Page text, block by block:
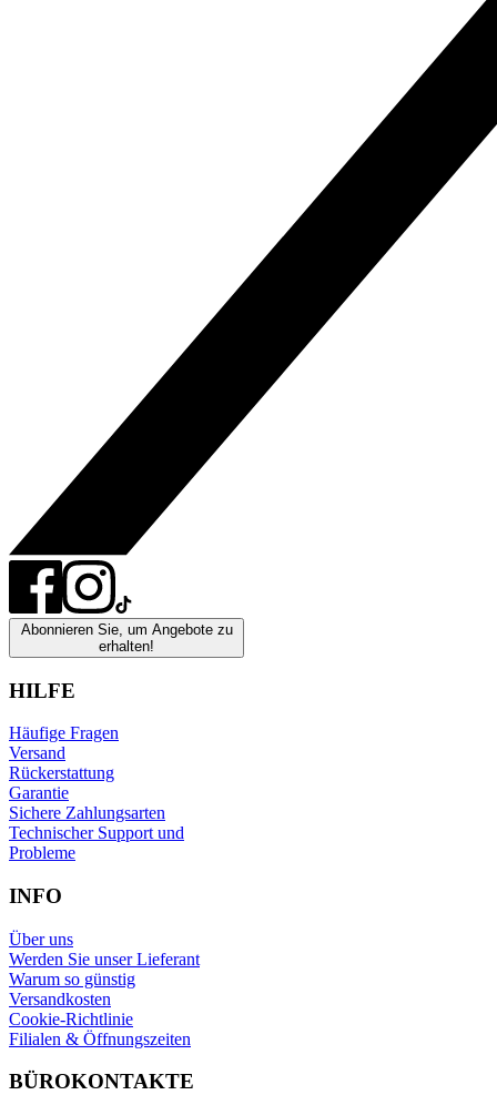
Abonnieren Sie, um Angebote zu
erhalten!
HILFE
Häufige Fragen
Versand
Rückerstattung
Garantie
Sichere Zahlungsarten
Technischer Support und
Probleme
INFO
Über uns
Werden Sie unser Lieferant
Warum so günstig
Versandkosten
Cookie-Richtlinie
Filialen & Öffnungszeiten
BÜROKONTAKTE